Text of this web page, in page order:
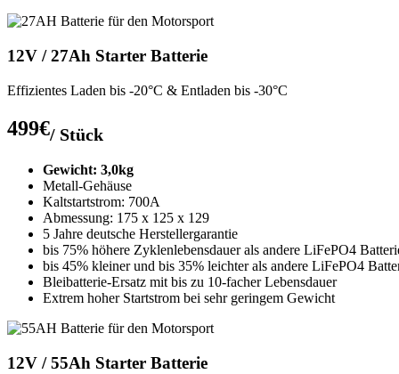
12V / 27Ah Starter Batterie
Effizientes Laden bis -20°C & Entladen bis -30°C
499€/ Stück
Gewicht: 3,0kg
Metall-Gehäuse
Kaltstartstrom: 700A
Abmessung: 175 x 125 x 129
5 Jahre deutsche Herstellergarantie
bis 75% höhere Zyklenlebensdauer als andere LiFePO4
bis 45% kleiner und bis 35% leichter als andere LiFePO4
Bleibatterie-Ersatz mit bis zu 10-facher Lebensdauer
Extrem hoher Startstrom bei sehr geringem Gewicht
12V / 55Ah Starter Batterie